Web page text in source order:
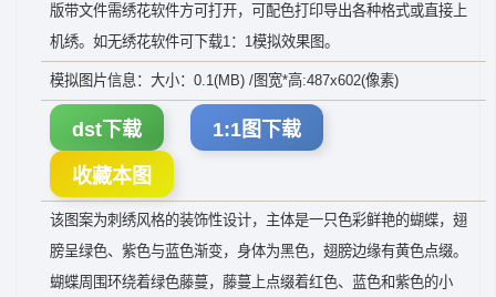
版带文件需绣花软件方可打开，可配色打印导出各种格式或直接上
机绣。如无绣花软件可下载1：1模拟效果图。
模拟图片信息：大小：0.1(MB) /图宽*高:487x602(像素)
dst下载 1:1图下载
收藏本图
该图案为刺绣风格的装饰性设计，主体是一只色彩鲜艳的蝴蝶，翅
膀呈绿色、紫色与蓝色渐变，身体为黑色，翅膀边缘有黄色点缀。
蝴蝶周围环绕着绿色藤蔓，藤蔓上点缀着红色、蓝色和紫色的小